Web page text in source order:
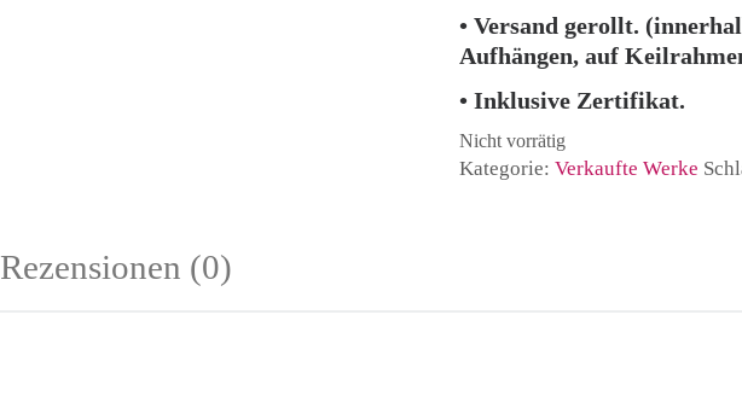
• Versand gerollt.
Aufhängen, auf
• Inklusive Zertifikat.
Nicht vorrätig
Kategorie:Verkaufte Werke
Rezensionen (0)